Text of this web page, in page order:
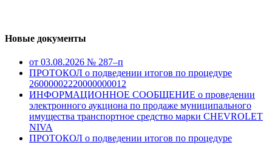
Новые документы
от 03.08.2026 № 287–п
ПРОТОКОЛ о подведении итогов по процедуре
26000002220000000012
ИНФОРМАЦИОННОЕ СООБЩЕНИЕ о проведении
электронного аукциона по продаже муниципального
имущества транспортное средство марки CHEVROLET
NIVA
ПРОТОКОЛ о подведении итогов по процедуре